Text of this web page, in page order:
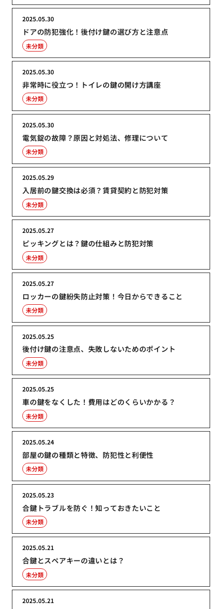
ドアの防犯強化！後付け鍵の選び方と注意点
2025.05.30
未分類
非常時に役立つ！トイレの鍵の開け方講座
2025.05.30
未分類
電気錠の故障？原因と対処法、修理について
2025.05.30
未分類
入居前の鍵交換は必須？賃貸契約と防犯対策
2025.05.29
未分類
ピッキングとは？鍵の仕組みと防犯対策
2025.05.27
未分類
ロッカーの鍵紛失防止対策！今日からできること
2025.05.27
未分類
後付け鍵の注意点、失敗しないためのポイント
2025.05.25
未分類
車の鍵をなくした！費用はどのくらいかかる？
2025.05.25
未分類
部屋の鍵の種類と特徴、防犯性と利便性
2025.05.24
未分類
合鍵トラブルを防ぐ！知っておきたいこと
2025.05.23
未分類
合鍵とスペアキーの違いとは？
2025.05.21
未分類
2025.05.21